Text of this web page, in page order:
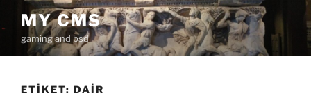
İçeriğe
MY CMS
gaming and bsd
ETIKET: DAIR